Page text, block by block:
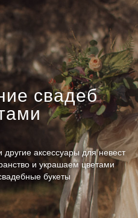
свадеб
аксессуары для невест
и украшаем цветами
букеты